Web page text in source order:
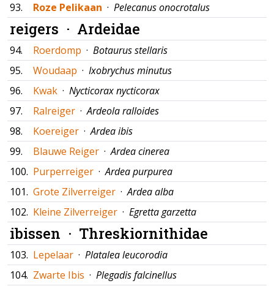
93. Roze Pelikaan · Pelecanus onocrotalus
reigers · Ardeidae
94. Roerdomp · Botaurus stellaris
95.
Woudaap · Ixobrychus minutus
96.
Kwak · Nycticorax nycticorax
97.
Ralreiger ·Ardeola ralloides
98.
Koereiger ·Ardea ibis
99.
Blauwe Reiger ·Ardea cinerea
100. Purperreiger ·Ardea purpurea
101. Grote Zilverreiger ·Ardea alba
102. Kleine Zilverreiger · Egretta garzetta
ibissen · Threskiornithidae
103. Lepelaar · Platalea leucorodia
104. Zwarte Ibis · Plegadis falcinellus